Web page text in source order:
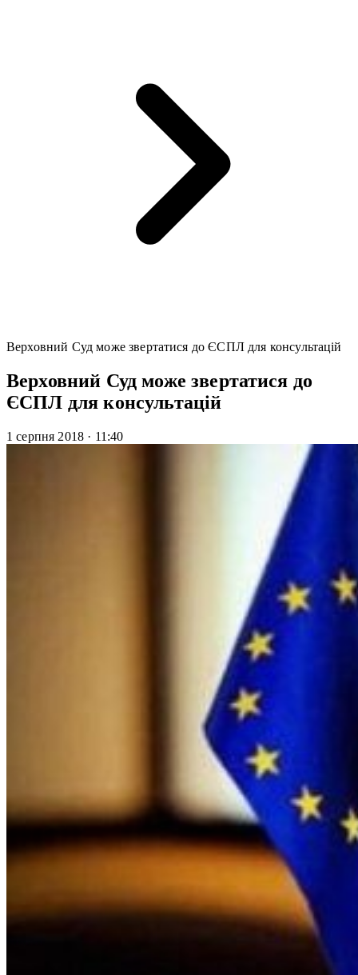
Верховний Суд може звертатися до ЄСПЛ для консультацій
Верховний Суд може звертатися до
ЄСПЛ для консультацій
1 серпня 2018 · 11:40